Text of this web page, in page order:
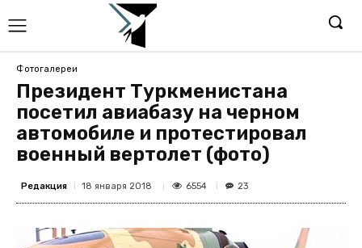
Фотогалереи
Президент Туркменистана
посетил авиабазу на черном
автомобиле и протестировал
военный вертолет (фото)
Редакция 18 января 2018 6554 23